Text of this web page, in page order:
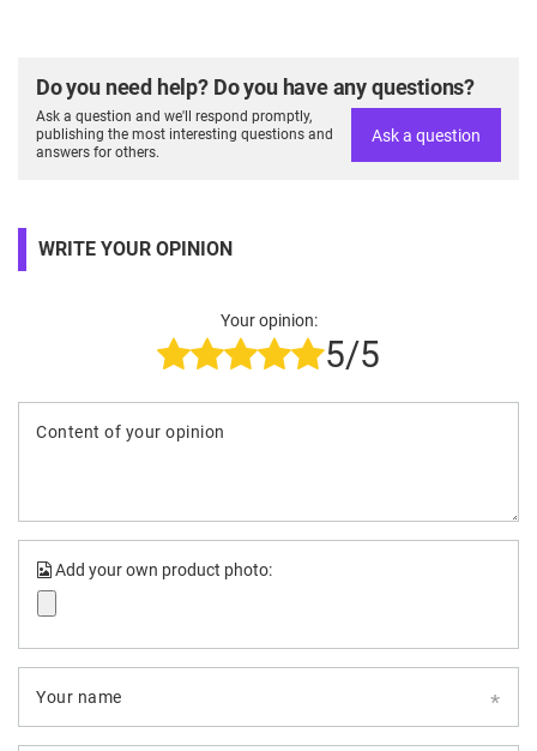
Do you need help? Do you have any questions?
Ask a question and we'll respond promptly,
publishing the most interesting questions and
answers for others.
Ask a question
WRITE YOUR OPINION
Your opinion:
5/5
Content of your opinion
Add your own product photo:
Your name